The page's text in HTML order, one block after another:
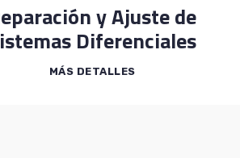
y Ajuste de
Diferenciales
MÁS DETALLES